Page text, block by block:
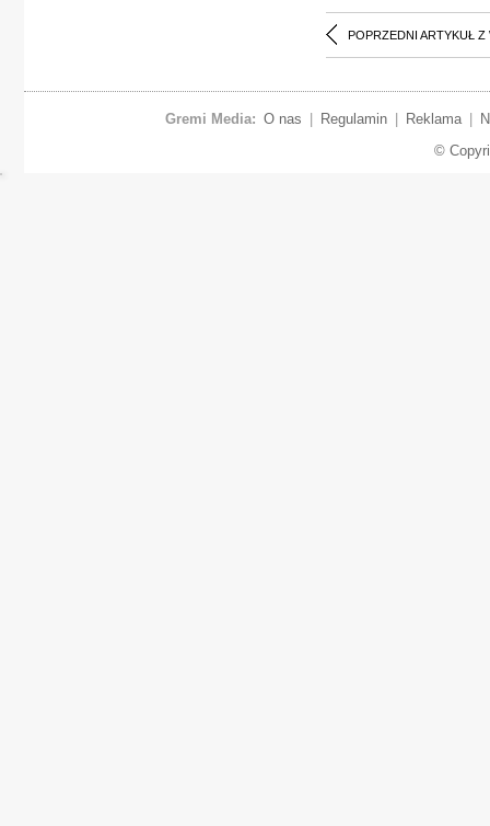
POPRZEDNI ARTYKUŁ Z
Gremi Media: O nas Regulamin Reklama
©